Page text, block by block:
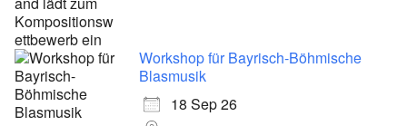
Workshop für Bayrisch-Böhmische
Blasmusik
18 Sep 26